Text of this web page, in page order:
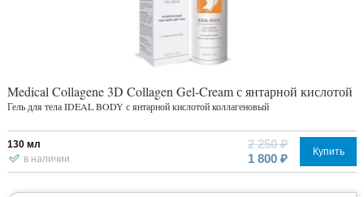
Medical Collagene 3D Collagen Gel-Cream с янтарной кислотой
Гель для тела IDEAL BODY с янтарной кислотой коллагеновый
130 мл
в наличии
2 250 ₽
1 800 ₽
Купить